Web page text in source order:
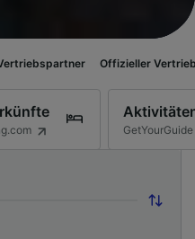
Offizieller Vertriebspartner
GetYourGuide